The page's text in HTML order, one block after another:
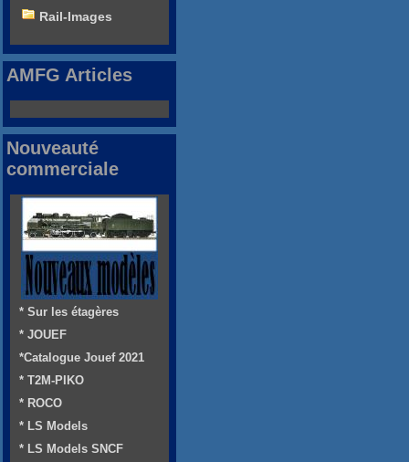
Rail-Images
AMFG Articles
Nouveauté
commerciale
* Sur les étagères
* JOUEF
*Catalogue Jouef 2021
* T2M-PIKO
* ROCO
* LS Models
* LS Models SNCF